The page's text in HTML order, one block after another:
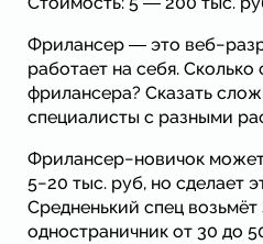
Фрилансер ― это
работает на себя. Сколько
фрилансера? Сказать
специалисты с разными
Фрилансер−новичок
5−20 тыс. руб, но сделает
Средненький спец возьмёт
одностраничник от 30 до